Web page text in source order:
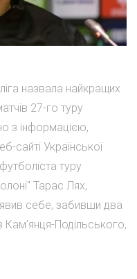
назвала найкращих
27-го туру
з інформацією,
сайті Української
туру
Тарас Лях,
себе, забивши два
Кам'янця-Подільського,